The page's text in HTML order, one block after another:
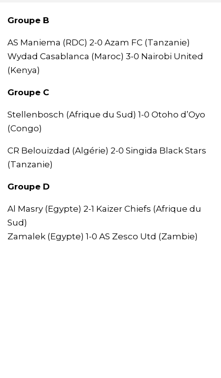
Groupe B
AS Maniema (RDC) 2-0 Azam FC (Tanzanie)
Wydad Casablanca (Maroc) 3-0 Nairobi United
(Kenya)
Groupe C
Stellenbosch (Afrique du Sud) 1-0 Otoho d’Oyo
(Congo)
CR Belouizdad (Algérie) 2-0 Singida Black Stars
(Tanzanie)
Groupe D
Al Masry (Egypte) 2-1 Kaizer Chiefs (Afrique du
Sud)
Zamalek (Egypte) 1-0 AS Zesco Utd (Zambie)